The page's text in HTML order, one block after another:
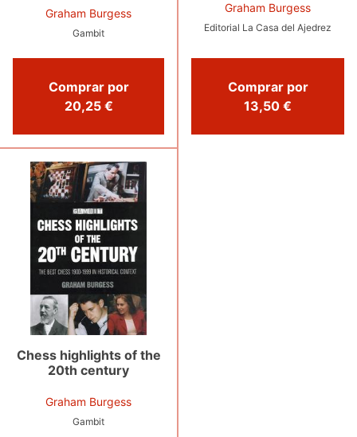
Graham Burgess
Gambit
Comprar por
20,25 €
Graham Burgess
Editorial La Casa del Ajedrez
Comprar por
13,50 €
Chess highlights of the
20th century
Graham Burgess
Gambit